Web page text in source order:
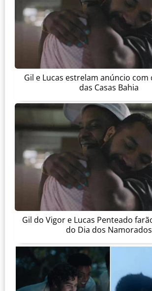
Gil e Lucas estrelam anúncio com
das Casas Bahia
Gil do Vigor e Lucas Penteado
do Dia dos Namorados